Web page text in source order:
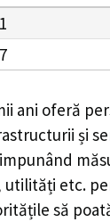
ani oferă
și
etc.
să